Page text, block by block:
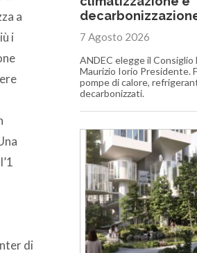
a
i
di
7 Agosto 2026
ANDEC elegge il
Maurizio Iorio Presidente.
pompe di calore,
decarbonizzati.